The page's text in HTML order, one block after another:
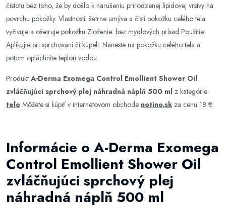
čistotu bez toho, že by došlo k narušeniu prirodzenej lipidovej vrstvy na
povrchu pokožky. Vlastnosti: šetrne umýva a čistí pokožku celého tela
vyživuje a ošetruje pokožku Zloženie: bez mydlových prísad Použitie:
Aplikujte pri sprchovaní či kúpeli. Naneste na pokožku celého tela a
potom opláchnite teplou vodou.
Produkt A-Derma Exomega Control Emollient Shower Oil
zvláčňujúci sprchový plej náhradná náplň 500 ml z kategórie
telo Môžete si kúpiť v internetovom obchode notino.sk za cenu 18 €.
Informácie o A-Derma Exomega
Control Emollient Shower Oil
zvláčňujúci sprchový plej
náhradná náplň 500 ml